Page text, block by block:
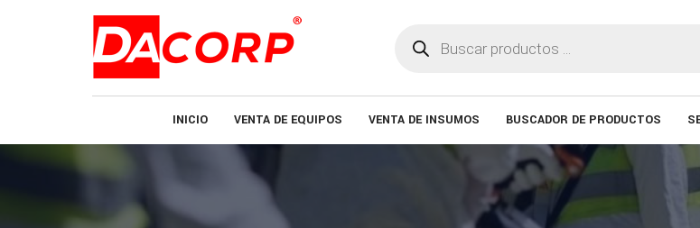
productos
INICIO VENTA DE EQUIPOS VENTA DE INSUMOS BUSCADOR DE PRODUCTOS